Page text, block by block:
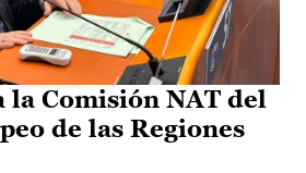
la Comisión NAT del
de las Regiones